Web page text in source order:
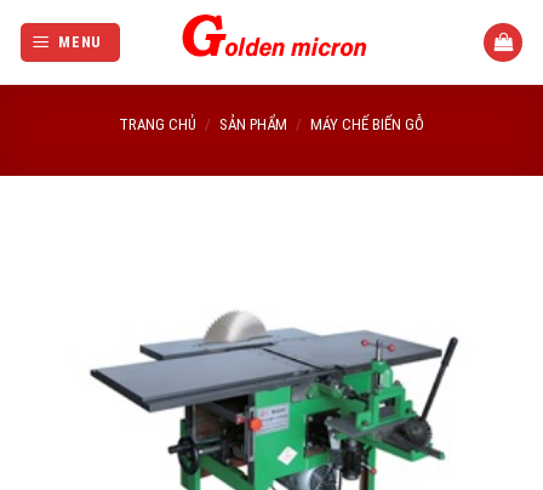
MENU
TRANG CHỦ / SẢN PHẨM / MÁY CHẾ BIẾN GỖ